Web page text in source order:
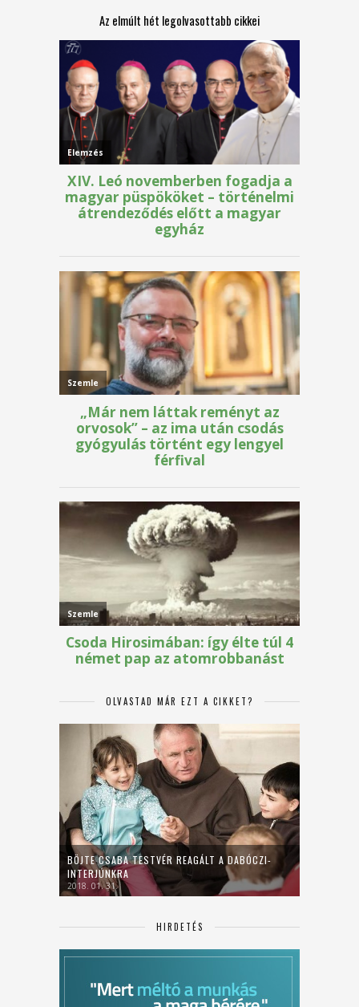
Az elmúlt hét legolvasottabb cikkei
OLVASTAD MÁR EZT A CIKKET?
BÖJTE CSABA TESTVÉR REAGÁLT A DABÓCZI-
INTERJÚNKRA
2018. 01. 31.
HIRDETÉS